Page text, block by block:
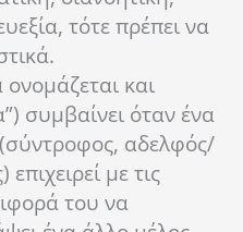
τότε πρέπει να
και
συμβαίνει όταν ένα
(σύντροφος, αδελφός/
με τις
του να